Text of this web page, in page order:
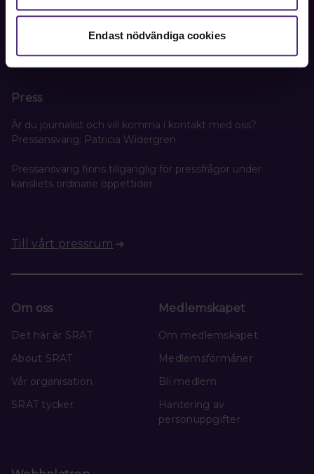
Endast nödvändiga cookies
Oxtorgsgatan 9-11, 111 57 Stockholm
Org. nr. 802005-3156
Press
Är du journalist och vill komma i kontakt med oss?
Pressansvarig: Patricia Widergren
Pressansvarig finns tillgänglig för pressfrågor under
kansliets ordinarie öppettider.
Till vårt pressrum
Om oss
Det här är SRAT
About SRAT
Vår organisation
SRAT tycker
Medlemskapet
Om medlemskapet
Medlemsförmåner
Bli medlem
Hantering av
personuppgifter